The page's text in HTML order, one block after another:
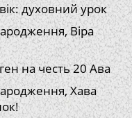
духовний урок
Віра
на честь 20 Ава
Хава